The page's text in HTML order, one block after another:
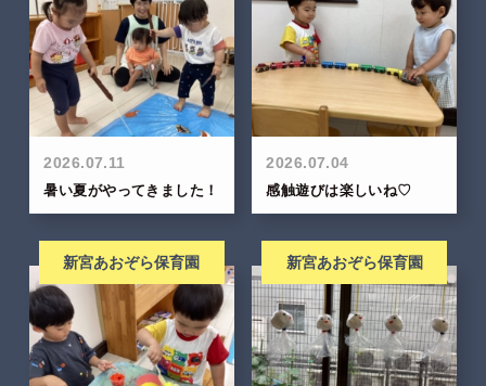
2026.07.11
暑い夏がやってきました！
2026.07.04
感触遊びは楽しいね♡
新宮あおぞら保育園 新宮あおぞら保育園